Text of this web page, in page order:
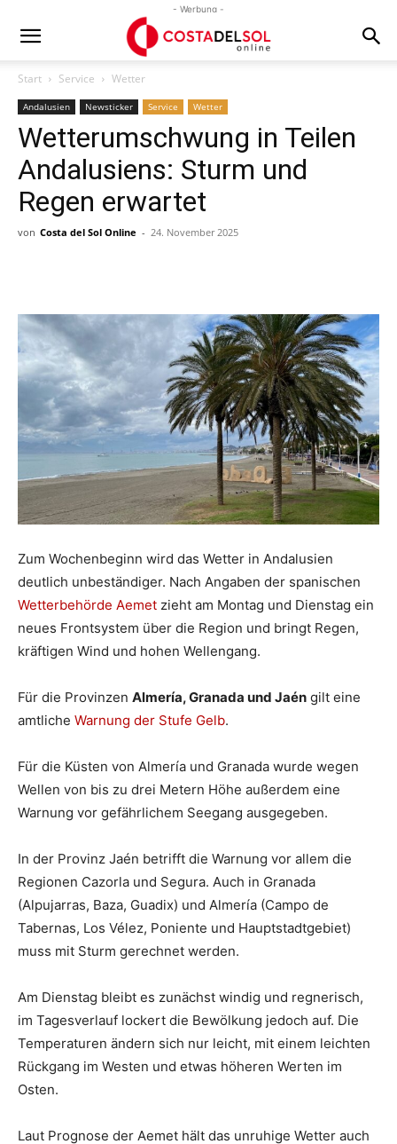
- Werbung -
Start Service Wetter
Andalusien Newsticker Service Wetter
Wetterumschwung in Teilen
Andalusiens: Sturm und
Regen erwartet
von Costa del Sol Online - 24. November 2025
Zum Wochenbeginn wird das Wetter in Andalusien
deutlich unbeständiger. Nach Angaben der spanischen
Wetterbehörde Aemet zieht am Montag und Dienstag ein
neues Frontsystem über die Region und bringt Regen,
kräftigen Wind und hohen Wellengang.
Für die Provinzen Almería, Granada und Jaén gilt eine
amtliche Warnung der Stufe Gelb.
Für die Küsten von Almería und Granada wurde wegen
Wellen von bis zu drei Metern Höhe außerdem eine
Warnung vor gefährlichem Seegang ausgegeben.
In der Provinz Jaén betrifft die Warnung vor allem die
Regionen Cazorla und Segura. Auch in Granada
(Alpujarras, Baza, Guadix) und Almería (Campo de
Tabernas, Los Vélez, Poniente und Hauptstadtgebiet)
muss mit Sturm gerechnet werden.
Am Dienstag bleibt es zunächst windig und regnerisch,
im Tagesverlauf lockert die Bewölkung jedoch auf. Die
Temperaturen ändern sich nur leicht, mit einem leichten
Rückgang im Westen und etwas höheren Werten im
Osten.
Laut Prognose der Aemet hält das unruhige Wetter auch